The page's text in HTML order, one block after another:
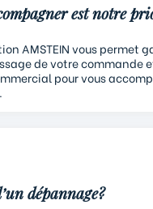
est notre
AMSTEIN vous permet
de votre commande
pour vous
dépannage?